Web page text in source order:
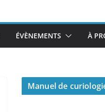
ÉVÈNEMENTS À
Manuel de